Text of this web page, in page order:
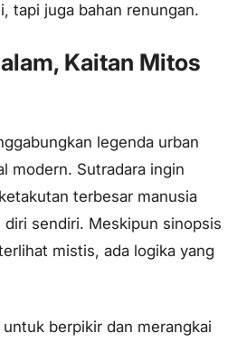
tapi juga bahan renungan.
Kaitan Mitos
legenda urban
modern. Sutradara ingin
terbesar manusia
diri sendiri. Meskipun sinopsis
mistis, ada logika yang
berpikir dan merangkai